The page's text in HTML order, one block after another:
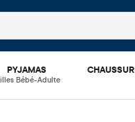
PYJAMAS
Bébé-Adulte